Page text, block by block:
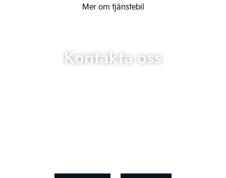
Mer om tjänstebil
Kontakta oss